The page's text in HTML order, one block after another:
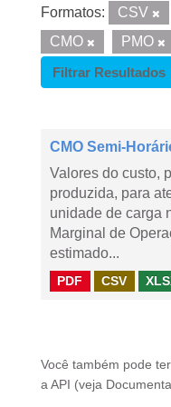
Formatos: CSV
CMO
PMO
Filtrar Resultados
CMO Semi-
Valores do custo,
produzida, para
unidade de carga
Marginal de
estimado...
PDF CSV
Você também pode
a API (veja